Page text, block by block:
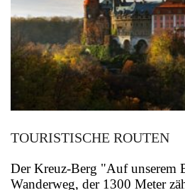
TOURISTISCHE ROUTEN
Der Kreuz-Berg "Auf unserem
Wanderweg, der 1300 Meter